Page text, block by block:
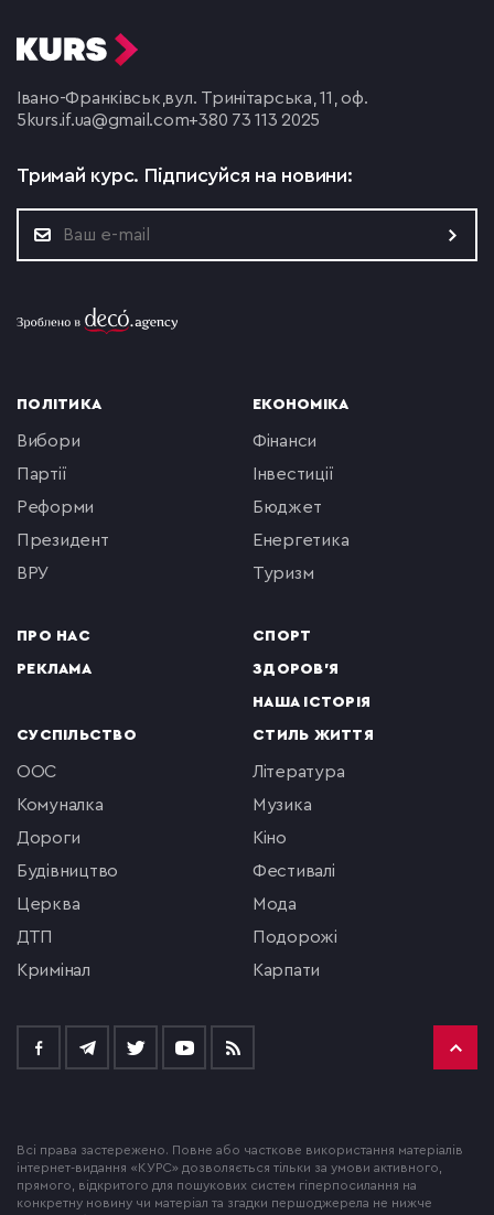
Івано-Франківськ,вул. Тринітарська, 11, оф.
5 kurs.if.ua@gmail.com+380 73 113 2025
Тримай курс. Підписуйся на новини:
ПОЛІТИКА
вибори
партії
реформи
президент
ВРУ
ПРО НАС
РЕКЛАМА
ЕКОНОМІКА
фінанси
інвестиції
бюджет
енергетика
туризм
СПОРТ
ЗДОРОВ'Я
НАША ІСТОРІЯ
СУСПІЛЬСТВО
ООС
комуналка
Дороги
будівництво
церква
ДТП
кримінал
СТИЛЬ ЖИТТЯ
література
музика
кіно
фестивалі
мода
подорожі
Карпати
Всі права застережено. Повне або часткове використання матеріалів
інтернет-видання «КУРС» дозволяється тільки за умови активного,
прямого, відкритого для пошукових систем гіперпосилання на
конкретну новину чи матеріал та згадки першоджерела не нижче